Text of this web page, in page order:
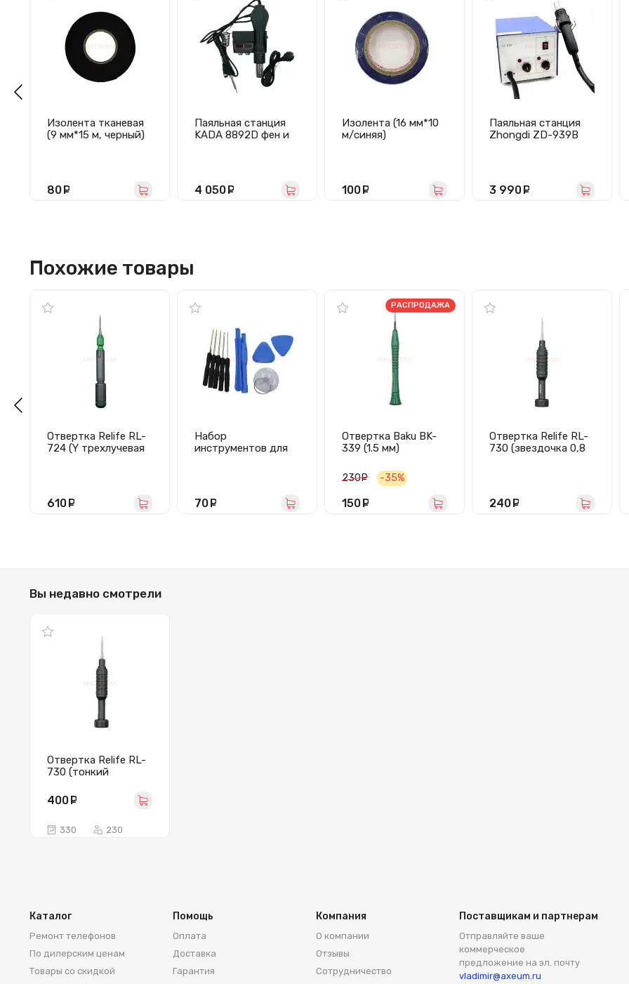
Изолента тканевая
(9 мм*15 м, черный)
80
Паяльная станция
KADA 8892D фен и
480°C/LCD)
4 050 руб.
Изолента (16 мм*10
м/синяя)
100
Паяльная станция
Zhongdi ZD-939B
3 990 руб.
Похожие товары
Отвертка Relife RL-
724 (Y трехлучевая
610
Набор
инструментов для
70
Отвертка Baku BK-
339 (1.5 мм)
РАСПРОДАЖА
230 руб.
-35%
150
Отвертка Relife RL-
730 (звездочка 0,8
240
Вы недавно смотрели
Отвертка Relife RL-
730 (тонкий
магнитная)
400
330 230
Каталог
Ремонт телефонов
По дилерским ценам
Товары со скидкой
Помощь
Оплата
Доставка
Гарантия
Компания
О компании
Отзывы
Сотрудничество
Поставщикам и партнерам
Отправляйте ваше
коммерческое
предложение на эл. почту
vladimir@axeum.ru